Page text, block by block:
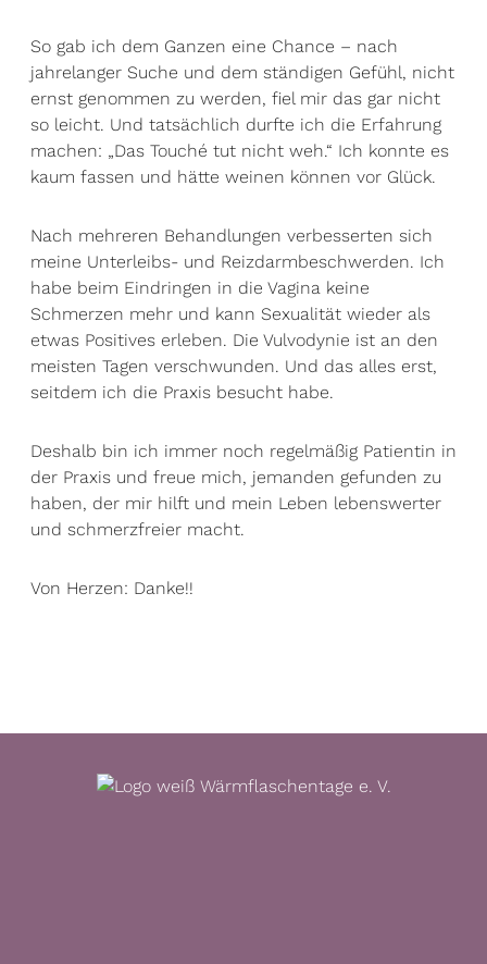
So gab ich dem Ganzen eine Chance – nach
jahrelanger Suche und dem ständigen Gefühl, nicht
ernst genommen zu werden, fiel mir das gar nicht
so leicht. Und tatsächlich durfte ich die Erfahrung
machen: „Das Touché tut nicht weh.“ Ich konnte es
kaum fassen und hätte weinen können vor Glück.
Nach mehreren Behandlungen verbesserten sich
meine Unterleibs- und Reizdarmbeschwerden. Ich
habe beim Eindringen in die Vagina keine
Schmerzen mehr und kann Sexualität wieder als
etwas Positives erleben. Die Vulvodynie ist an den
meisten Tagen verschwunden. Und das alles erst,
seitdem ich die Praxis besucht habe.
Deshalb bin ich immer noch regelmäßig Patientin in
der Praxis und freue mich, jemanden gefunden zu
haben, der mir hilft und mein Leben lebenswerter
und schmerzfreier macht.
Von Herzen: Danke!!
M